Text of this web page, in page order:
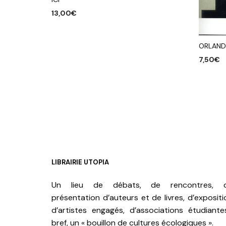
13,00€
7,50€
LIBRAIRIE UTOPIA
Un lieu de débats, de rencontres,
présentation d’auteurs et de livres,
d’artistes engagés, d’associations
bref, un « bouillon de cultures écologiques ».